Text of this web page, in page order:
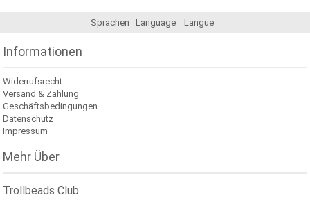
Sprachen Language Langue
Informationen
Widerrufsrecht
Versand & Zahlung
Geschäftsbedingungen
Datenschutz
Impressum
Mehr Über
Trollbeads Club